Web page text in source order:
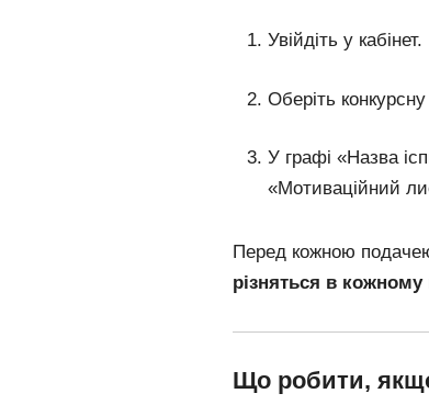
Увійдіть у кабінет.
Оберіть
У графі «Назва
«Мотиваційний
Перед кожною
різняться в
Що робити,